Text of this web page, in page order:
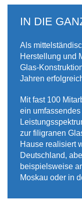
IN DIE
Als
Herstellung und
Glas-
Jahren
Mit fast 100
ein
zur filigranen
Hause realisiert
Deutschland,
beispielsweise
Moskau oder in